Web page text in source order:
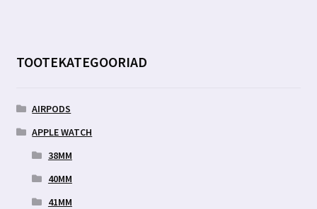
TOOTEKATEGOORIAD
AIRPODS
APPLE WATCH
38MM
40MM
41MM